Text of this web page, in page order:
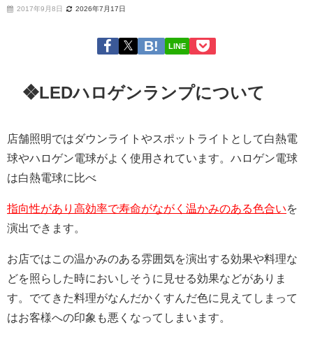
2017年9月8日 2026年7月17日
LINE
❖LEDハロゲンランプについて
店舗照明ではダウンライトやスポットライトとして白熱電
球やハロゲン電球がよく使用されています。ハロゲン電球
は白熱電球に比べ
指向性があり高効率で寿命がながく温かみのある色合いを
演出できます。
お店ではこの温かみのある雰囲気を演出する効果や料理な
どを照らした時においしそうに見せる効果などがありま
す。でてきた料理がなんだかくすんだ色に見えてしまって
はお客様への印象も悪くなってしまいます。